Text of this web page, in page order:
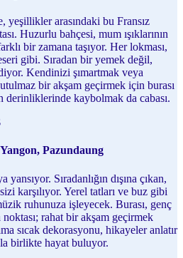
yeşillikler arasındaki bu Fransız
Huzurlu bahçesi, mum ışıklarının
bir zamana taşıyor. Her lokması,
gibi. Sıradan bir yemek değil,
Kendinizi şımartmak veya
bir akşam geçirmek için burası
derinliklerinde kaybolmak da cabası.
Pazundaung
Sıradanlığın dışına çıkan,
karşılıyor. Yerel tatları ve buz gibi
ruhunuza işleyecek. Burası, genç
rahat bir akşam geçirmek
sıcak dekorasyonu, hikayeler anlatır
birlikte hayat buluyor.